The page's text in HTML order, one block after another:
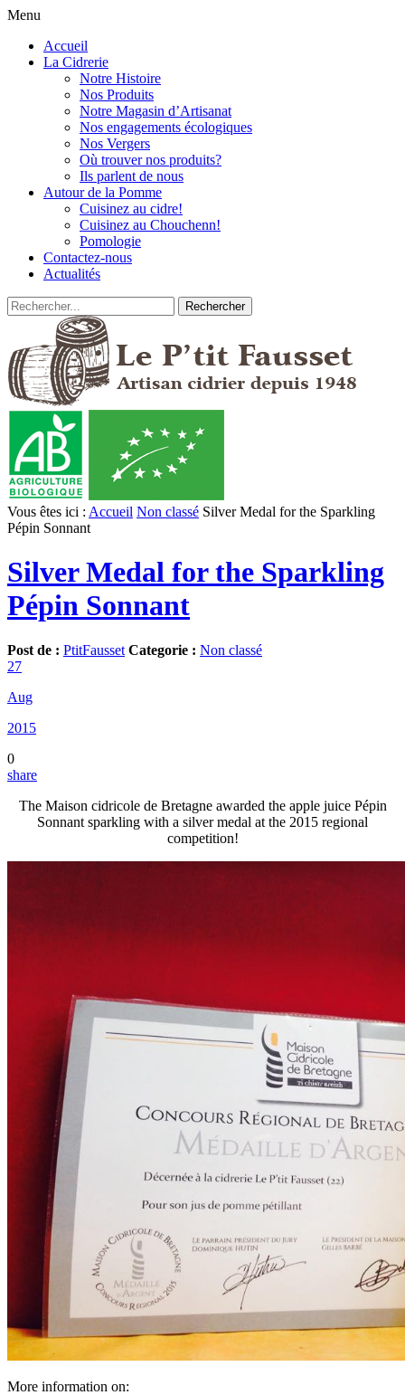
Menu
Accueil
La Cidrerie
Notre Histoire
Nos Produits
Notre Magasin d’Artisanat
Nos engagements écologiques
Nos Vergers
Où trouver nos produits?
Ils parlent de nous
Autour de la Pomme
Cuisinez au cidre!
Cuisinez au Chouchenn!
Pomologie
Contactez-nous
Actualités
Vous êtes ici : Accueil Non classé Silver Medal for the Sparkling
Pépin Sonnant
Silver Medal for the Sparkling
Pépin Sonnant
Post de : PtitFausset Categorie : Non classé
27
Aug
2015
0
share
The Maison cidricole de Bretagne awarded the apple juice Pépin
Sonnant sparkling with a silver medal at the 2015 regional
competition!
More information on: